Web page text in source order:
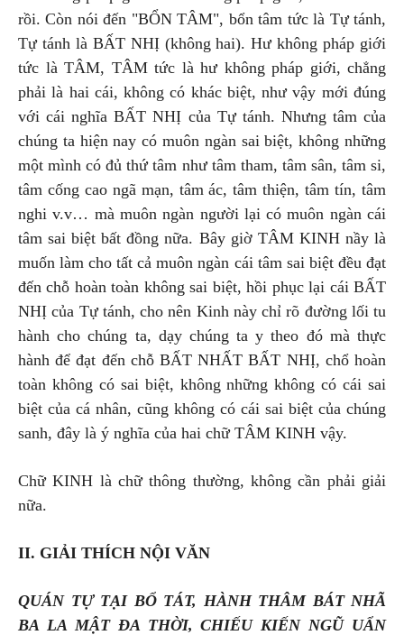
rồi. Còn nói đến "BỔN TÂM", bổn tâm tức là Tự tánh,
Tự tánh là BẤT NHỊ (không hai). Hư không pháp giới
tức là TÂM, TÂM tức là hư không pháp giới, chẳng
phải là hai cái, không có khác biệt, như vậy mới đúng
với cái nghĩa BẤT NHỊ của Tự tánh. Nhưng tâm của
chúng ta hiện nay có muôn ngàn sai biệt, không những
một mình có đủ thứ tâm như tâm tham, tâm sân, tâm si,
tâm cống cao ngã mạn, tâm ác, tâm thiện, tâm tín, tâm
nghi v.v… mà muôn ngàn người lại có muôn ngàn cái
tâm sai biệt bất đồng nữa. Bây giờ TÂM KINH nầy là
muốn làm cho tất cả muôn ngàn cái tâm sai biệt đều đạt
đến chỗ hoàn toàn không sai biệt, hồi phục lại cái BẤT
NHỊ của Tự tánh, cho nên Kinh này chỉ rõ đường lối tu
hành cho chúng ta, dạy chúng ta y theo đó mà thực
hành để đạt đến chỗ BẤT NHẤT BẤT NHỊ, chổ hoàn
toàn không có sai biệt, không những không có cái sai
biệt của cá nhân, cũng không có cái sai biệt của chúng
sanh, đây là ý nghĩa của hai chữ TÂM KINH vậy.
Chữ KINH là chữ thông thường, không cần phải giải
nữa.
II. GIẢI THÍCH NỘI VĂN
QUÁN TỰ TẠI BỔ TÁT, HÀNH THÂM BÁT NHÃ
BA LA MẬT ĐA THỜI, CHIẾU KIẾN NGŨ UẨN